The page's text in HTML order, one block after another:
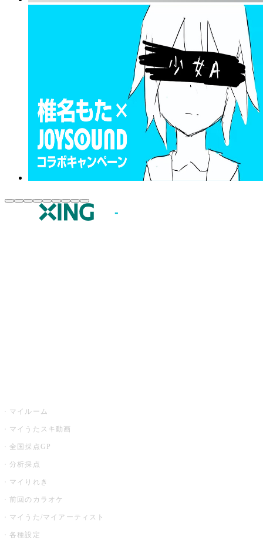
マイルーム
マイうたスキ動画
全国採点GP
分析採点
マイりれき
前回のカラオケ
マイうた/マイアーティスト
各種設定